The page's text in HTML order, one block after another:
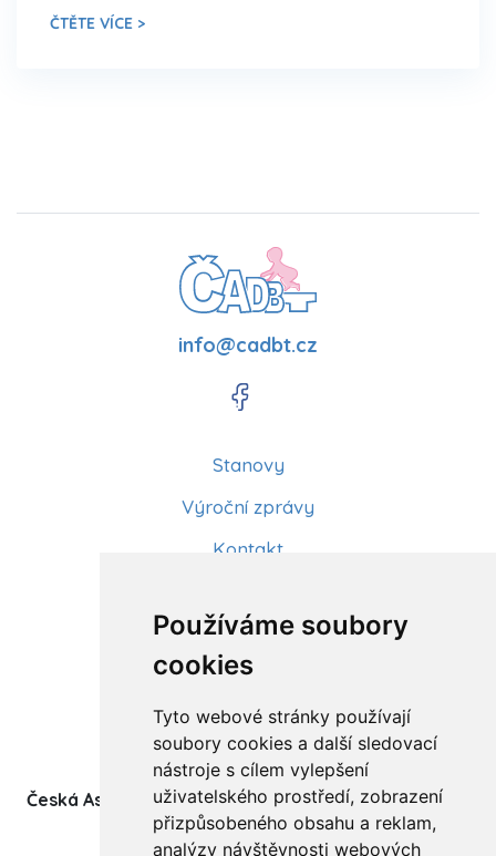
Používáme soubory
cookies
Tyto webové stránky používají
soubory cookies a další sledovací
nástroje s cílem vylepšení
uživatelského prostředí, zobrazení
přizpůsobeného obsahu a reklam,
analýzy návštěvnosti webových
ČTĚTE VÍCE >
info@cadbt.cz
Stanovy
Výroční zprávy
Kontakt
Články
Kurzy a workshopy
Sídlo ČADBT
Česká Asociace Dětských Bobath Terapeutů spolek
(z.s.)